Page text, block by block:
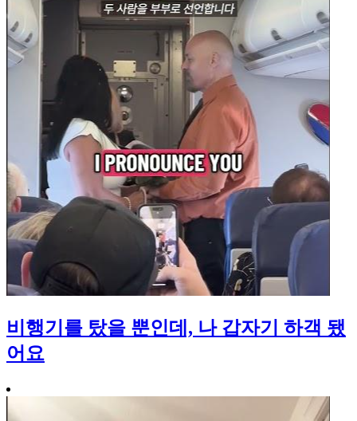
비행기를 탔을 뿐인데, 나 갑자기 하객 됐
어요